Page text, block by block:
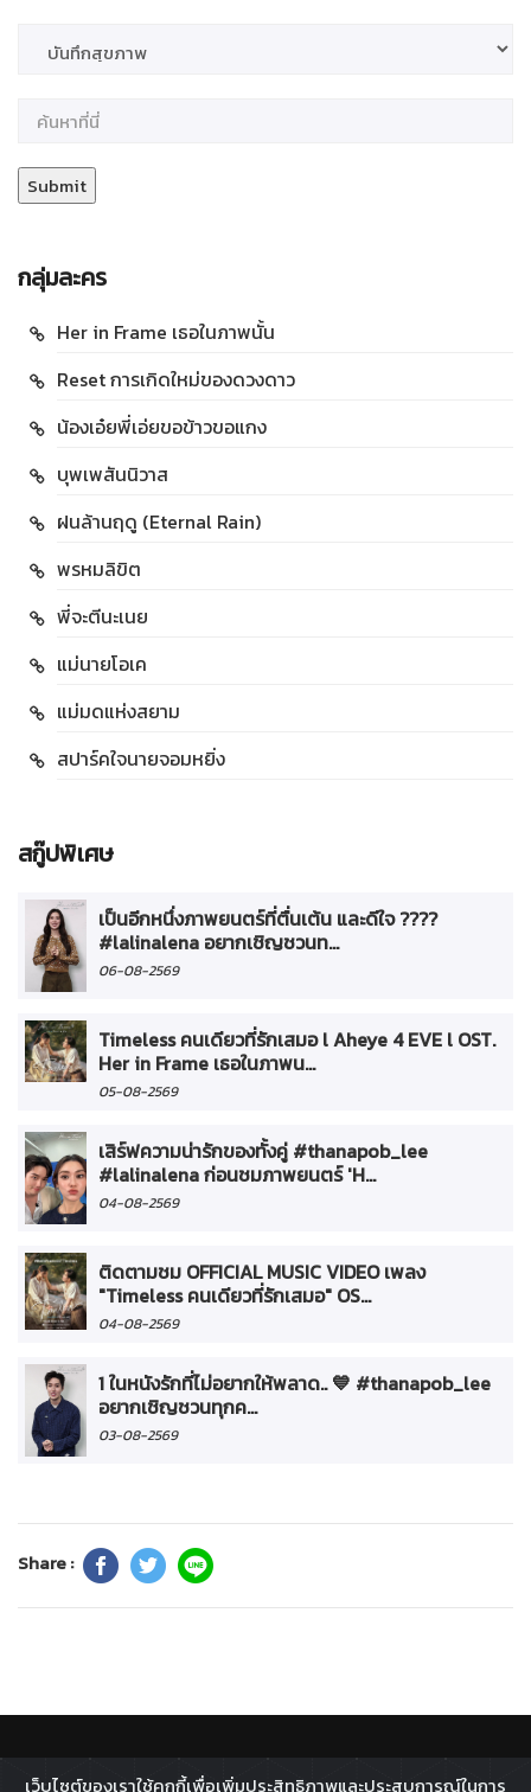
กลุ่มละคร
Her in Frame เธอในภาพนั้น
Reset การเกิดใหม่ของดวงดาว
น้องเอ๋ยพี่เอ่ยขอข้าวขอแกง
บุพเพสันนิวาส
ฝนล้านฤดู (Eternal Rain)
พรหมลิขิต
พี่จะตีนะเนย
แม่นายโอเค
แม่มดแห่งสยาม
สปาร์คใจนายจอมหยิ่ง
สกู๊ปพิเศษ
เป็นอีกหนึ่งภาพยนตร์ที่ตื่นเต้น และดีใจ ????
#lalinalena อยากเชิญชวนท...
06-08-2569
Timeless คนเดียวที่รักเสมอ l Aheye 4 EVE l OST.
Her in Frame เธอในภาพน...
05-08-2569
เสิร์ฟความน่ารักของทั้งคู่ #thanapob_lee
#lalinalena ก่อนชมภาพยนตร์ 'H...
04-08-2569
ติดตามชม OFFICIAL MUSIC VIDEO เพลง
"Timeless คนเดียวที่รักเสมอ" OS...
04-08-2569
1 ในหนังรักที่ไม่อยากให้พลาด.. 💙 #thanapob_lee
อยากเชิญชวนทุกค...
03-08-2569
Share :
เว็บไซต์ของเราใช้คุกกี้เพื่อเพิ่มประสิทธิภาพและประสบการณ์ในการ